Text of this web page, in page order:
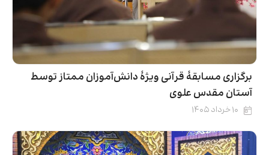
برگزاری مسابقۀ قرآنی ویژۀ دانش‌آموزان ممتاز توسط
آستان مقدس علوی
۱۰ خرداد ۱۴۰۵